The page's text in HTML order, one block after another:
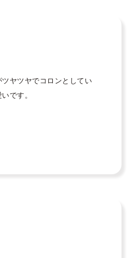
ヤツヤでコロンとしてい
です。